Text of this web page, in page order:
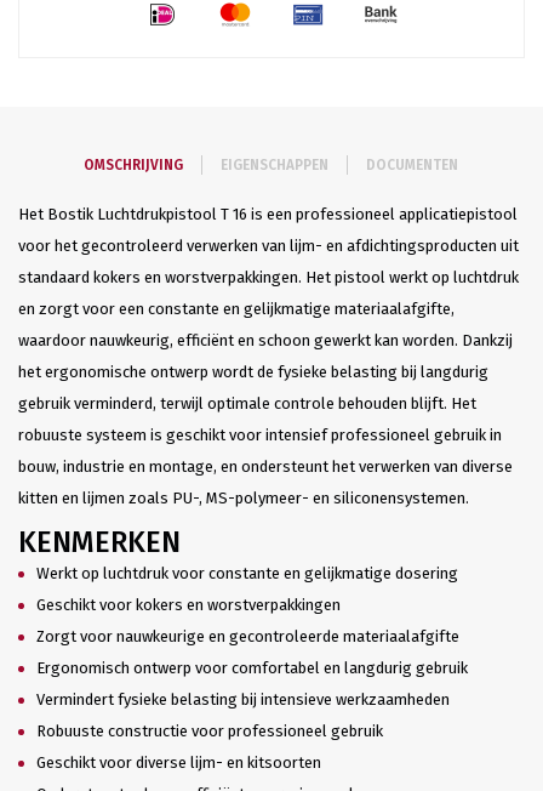
OMSCHRIJVING EIGENSCHAPPEN DOCUMENTEN
Het Bostik Luchtdrukpistool T 16 is een professioneel applicatiepistool
voor het gecontroleerd verwerken van lijm- en afdichtingsproducten uit
standaard kokers en worstverpakkingen. Het pistool werkt op luchtdruk
en zorgt voor een constante en gelijkmatige materiaalafgifte,
waardoor nauwkeurig, efficiënt en schoon gewerkt kan worden. Dankzij
het ergonomische ontwerp wordt de fysieke belasting bij langdurig
gebruik verminderd, terwijl optimale controle behouden blijft. Het
robuuste systeem is geschikt voor intensief professioneel gebruik in
bouw, industrie en montage, en ondersteunt het verwerken van diverse
kitten en lijmen zoals PU-, MS-polymeer- en siliconensystemen.
KENMERKEN
Werkt op luchtdruk voor constante en gelijkmatige dosering
Geschikt voor kokers en worstverpakkingen
Zorgt voor nauwkeurige en gecontroleerde materiaalafgifte
Ergonomisch ontwerp voor comfortabel en langdurig gebruik
Vermindert fysieke belasting bij intensieve werkzaamheden
Robuuste constructie voor professioneel gebruik
Geschikt voor diverse lijm- en kitsoorten